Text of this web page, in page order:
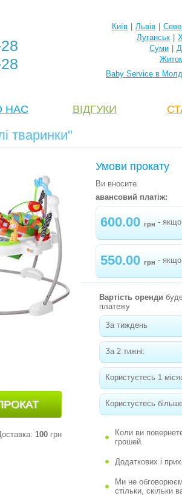
Київ Львів
Луганськ
Суми
Baby Service в
НАС ВІДГУКИ
тваринки"
100 грн
Умови прокату
Ви вносите
авансовий платіж:
600.00 грн -
550.00 грн - якщо
Вартість оренди
платежу
За тиждень
За 2 тижні:
Користуєтесь 1
Користуєтесь
Коли ви
грошей.
Додаткових і
Ми не
стільки, скільки